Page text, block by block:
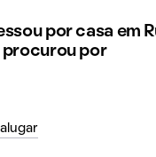
por casa em
procurou por